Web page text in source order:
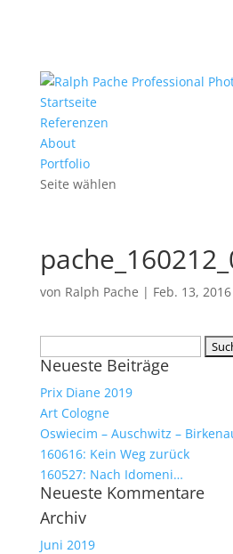
Startseite
Referenzen
About
Portfolio
Seite wählen
von Ralph Pache | Feb. 13, 2016
nach:
Neueste Beiträge
Prix Diane 2019
Art Cologne
Oswiecim – Auschwitz –
160616: Kein Weg zurück
160527: Nach Idomeni…
Neueste Kommentare
Archiv
Juni 2019